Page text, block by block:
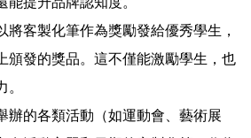
將客製化筆作為獎勵發給優秀學生，
頒發的獎品。這不僅能激勵學生，也
辦的各類活動（如運動會、藝術展